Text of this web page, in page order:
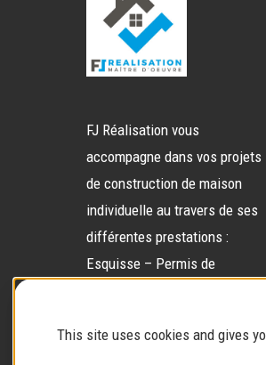
FJ Réalisation vous
accompagne dans vos projets
de construction de maison
individuelle au travers de ses
différentes prestations :
Esquisse – Permis de
This site uses cookies and gives